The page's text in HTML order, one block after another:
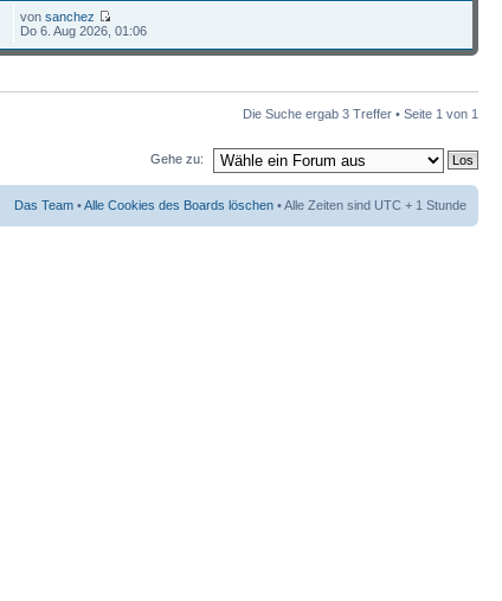
vonsanchez
Do 6. Aug 2026, 01:06
Die Suche ergab 3 Treffer • Seite 1 von 1
Gehe zu:
Das Team •Alle Cookies des Boards löschen • Alle Zeiten sind UTC + 1 Stunde